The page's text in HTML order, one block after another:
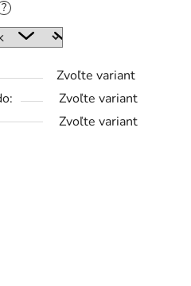
?
Zvoľte variant
Zvoľte variant
Zvoľte variant